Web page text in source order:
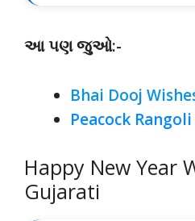
આ પણ જુઓ:-
Bhai Dooj
Peacock
Happy New Year
Gujarati